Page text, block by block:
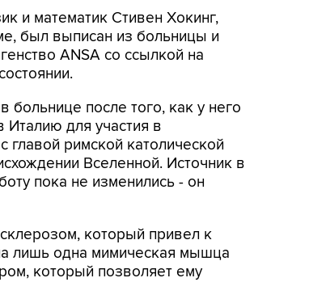
и математик Стивен Хокинг,
был выписан из больницы и
ANSA со ссылкой на
больнице после того, как у него
для участия в
главой римской католической
Вселенной. Источник в
пока не изменились - он
который привел к
лишь одна мимическая мышца
который позволяет ему